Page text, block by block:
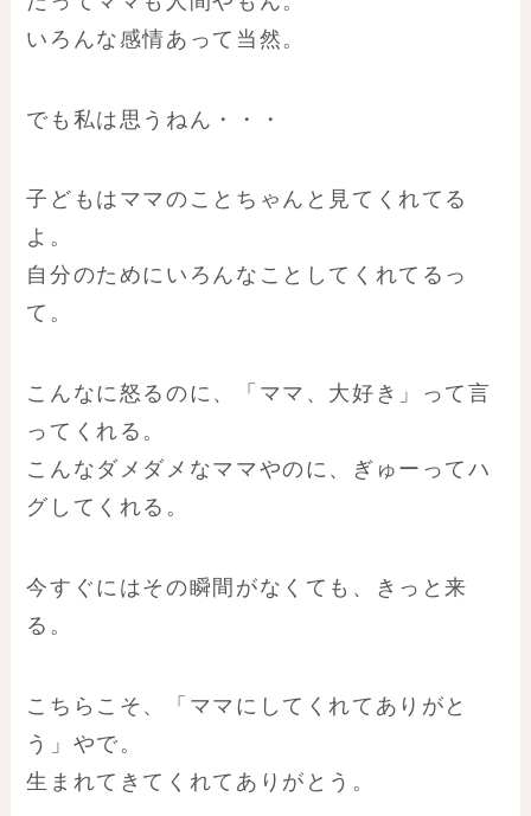
いろんな感情あって当然。
でも私は思うねん・・・
子どもはママのことちゃんと見てくれてる
よ。
自分のためにいろんなことしてくれてるっ
て。
こんなに怒るのに、「ママ、大好き」って言
ってくれる。
こんなダメダメなママやのに、ぎゅーってハ
グしてくれる。
今すぐにはその瞬間がなくても、きっと来
る。
こちらこそ、「ママにしてくれてありがと
う」やで。
生まれてきてくれてありがとう。